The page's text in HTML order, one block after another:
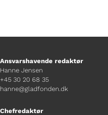
Ansvarshavende redaktør
Hanne Jensen
+45 30 20 68 35
hanne@gladfonden.dk
Chefredaktør